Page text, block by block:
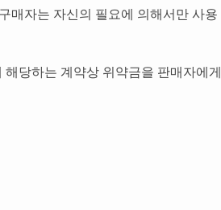
매자는 자신의 필요에 의해서만 사용
당하는 계약상 위약금을 판매자에게